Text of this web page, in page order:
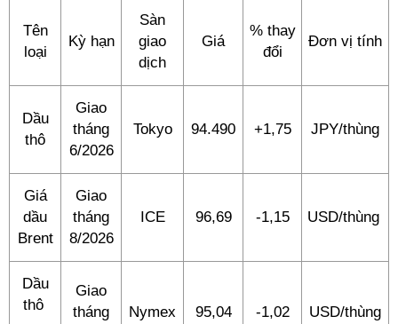
Tên
loại
Kỳ hạn
Sàn
giao
dịch
Giá
% thay
đổi
Đơn vị tính
Dầu
thô
Giao
tháng
6/2026
Tokyo 94.490 +1,75 JPY/thùng
Giá
dầu
Brent
Giao
tháng
8/2026
ICE 96,69 -1,15 USD/thùng
Dầu
thô
Giao
tháng
Nymex 95,04 -1,02 USD/thùng